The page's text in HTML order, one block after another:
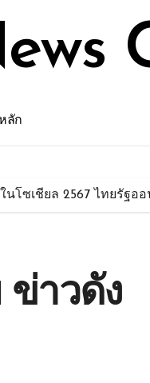
ลัก
โซเชียล 2567 ไทยรัฐอ
ข่าวดัง